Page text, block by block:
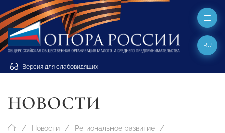
Версия для слабовидящих
RU
НОВОСТИ
Новости Региональное развитие